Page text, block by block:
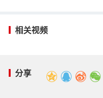
相关视频
分享